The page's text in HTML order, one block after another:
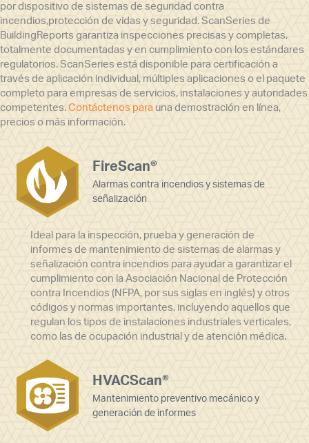
por dispositivo de sistemas de seguridad contra
incendios,protección de vidas y seguridad. ScanSeries de
BuildingReports garantiza inspecciones precisas y completas,
totalmente documentadas y en cumplimiento con los estándares
regulatorios. ScanSeries está disponible para certificación a
través de aplicación individual, múltiples aplicaciones o el paquete
completo para empresas de servicios, instalaciones y autoridades
competentes. Contáctenos para una demostración en línea,
precios o más información.
FireScan®
Alarmas contra incendios y sistemas de
señalización
Ideal para la inspección, prueba y generación de
informes de mantenimiento de sistemas de alarmas y
señalización contra incendios para ayudar a garantizar el
cumplimiento con la Asociación Nacional de Protección
contra Incendios (NFPA, por sus siglas en inglés) y otros
códigos y normas importantes, incluyendo aquellos que
regulan los tipos de instalaciones industriales verticales,
como las de ocupación industrial y de atención médica.
HVACScan®
Mantenimiento preventivo mecánico y
generación de informes